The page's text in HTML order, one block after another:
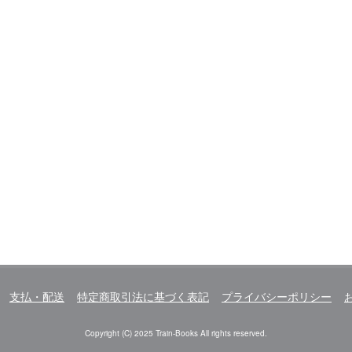
支払・配送 特定商取引法に基づく表記 プライバシーポリシー
Copyright (C) 2025 Train-Books All rights reserved.